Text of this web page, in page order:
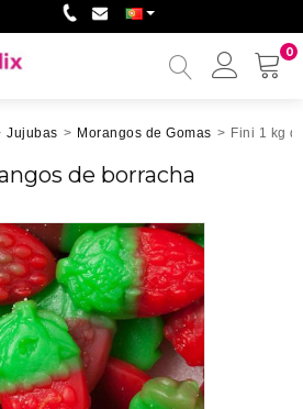
0
Minha
Jujubas > Morangos de Gomas > Fini 1 kg
de borracha